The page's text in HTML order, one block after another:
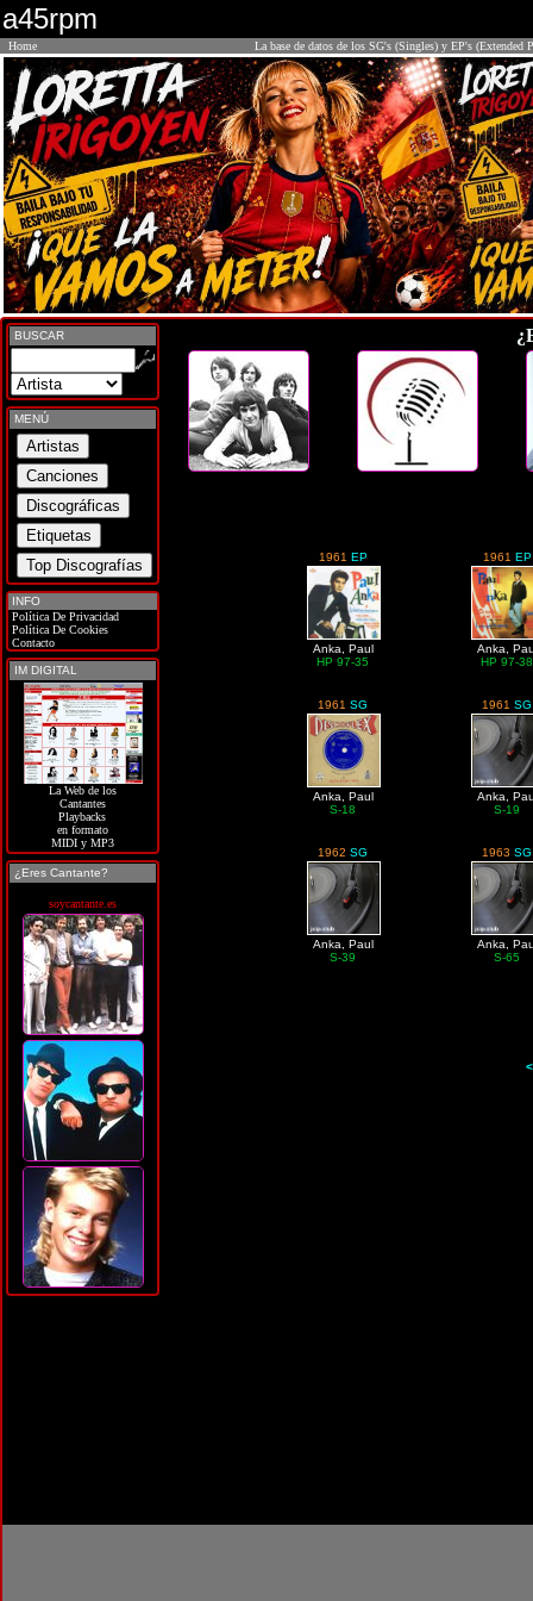
a45rpm
Home La base de datos de los SG's (Singles) y EP's (Extended
BUSCAR
MENÚ
INFO
Política De Privacidad
Política De Cookies
Contacto
IM DIGITAL
La Web de los
Cantantes
Playbacks
en formato
MIDI y MP3
¿Eres Cantante?
soycantante.es
1961 EP
Anka, Paul
HP 97-35
1961 EP
Anka,
HP 97-38
1961SG
Anka, Paul
S-18
1961SG
Anka,
S-19
1962SG
Anka, Paul
S-39
1963SG
Anka,
S-65